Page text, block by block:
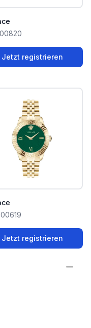
Jetzt registrieren
Jetzt registrieren